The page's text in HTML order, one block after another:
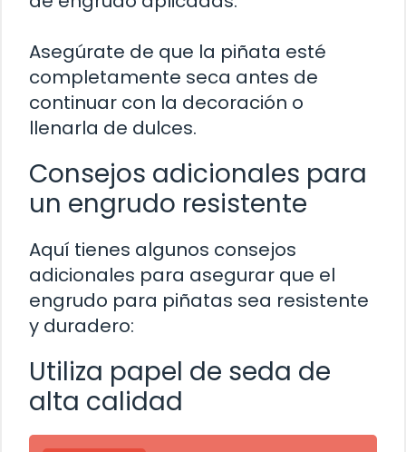
Asegúrate de que la piñata esté
completamente seca antes de
continuar con la decoración o
llenarla de dulces.
Consejos adicionales para
un engrudo resistente
Aquí tienes algunos consejos
adicionales para asegurar que el
engrudo para piñatas sea resistente
y duradero:
Utiliza papel de seda de
alta calidad